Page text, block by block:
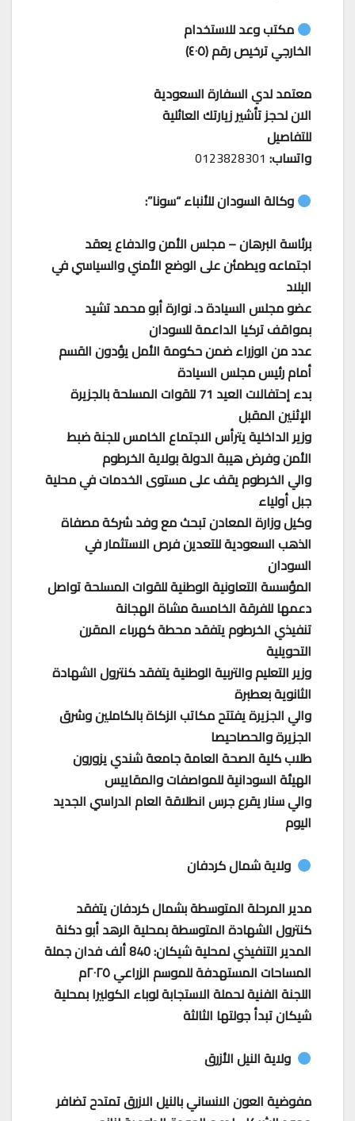
مكتب وعد للاستخدام
الخارجي ترخيص رقم (٤٠٥)
معتمد لدي السفارة السعودية
الان لحجز تأشير زيارتك العائلية
للتفاصيل
واتساب: 0123828301
وكالة السودان للأنباء “سونا”:
برئاسة البرهان – مجلس الأمن والدفاع يعقد
اجتماعه ويطمئن على الوضع الأمني والسياسي في
البلاد
عضو مجلس السيادة د. نوارة أبو محمد تشيد
بمواقف تركيا الداعمة للسودان
عدد من الوزراء ضمن حكومة الأمل يؤدون القسم
أمام رئيس مجلس السيادة
بدء إحتفالات العيد 71 للقوات المسلحة بالجزيرة
الإثنين المقبل
وزير الداخلية يترأس الاجتماع الخامس للجنة ضبط
الأمن وفرض هيبة الدولة بولاية الخرطوم
والي الخرطوم يقف على مستوى الخدمات في محلية
جبل أولياء
وكيل وزارة المعادن تبحث مع وفد شركة مصفاة
الذهب السعودية للتعدين فرص الاستثمار في
السودان
المؤسسة التعاونية الوطنية للقوات المسلحة تواصل
دعمها للفرقة الخامسة مشاة الهجانة
تنفيذي الخرطوم يتفقد محطة كهرباء المقرن
التحويلية
وزير التعليم والتربية الوطنية يتفقد كنترول الشهادة
الثانوية بعطبرة
والي الجزيرة يفتتح مكاتب الزكاة بالكاملين وشرق
الجزيرة والحصاحيصا
طلاب كلية الصحة العامة جامعة شندي يزورون
الهيئة السودانية للمواصفات والمقاييس
والي سنار يقرع جرس انطلاقة العام الدراسي الجديد
اليوم
ولاية شمال كردفان
مدير المرحلة المتوسطة بشمال كردفان يتفقد
كنترول الشهادة المتوسطة بمحلية الرهد أبو دكنة
المدير التنفيذي لمحلية شيكان: 840 ألف فدان جملة
المساحات المستهدفة للموسم الزراعي ٢٠٢٥م
اللجنة الفنية لحملة الاستجابة لوباء الكوليرا بمحلية
شيكان تبدأ جولتها الثالثة
ولاية النيل الأزرق
مفوضية العون الانساني بالنيل الازرق تمتدح تضافر